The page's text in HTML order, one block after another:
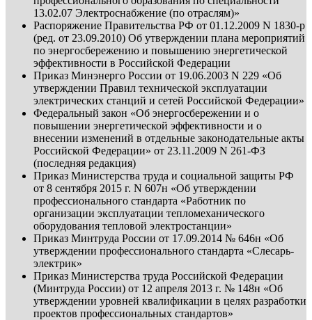
13.02.07 Электроснабжение (по отраслям)»
Распоряжение Правительства РФ от 01.12.2009 N 1830-р
(ред. от 23.09.2010) Об утверждении плана мероприятий
по энергосбережению и повышению энергетической
эффективности в Российской Федерации
Приказ Минэнерго России от 19.06.2003 N 229 «Об
утверждении Правил технической эксплуатации
электрических станций и сетей Российской Федерации»
Федеральный закон «Об энергосбережении и о
повышении энергетической эффективности и о
внесении изменений в отдельные законодательные акты
Российской Федерации» от 23.11.2009 N 261-ФЗ
(последняя редакция)
Приказ Министерства труда и социальной защиты РФ
от 8 сентября 2015 г. N 607н «Об утверждении
профессионального стандарта «Работник по
организации эксплуатации тепломеханического
оборудования тепловой электростанции»
Приказ Минтруда России от 17.09.2014 № 646н «Об
утверждении профессионального стандарта «Слесарь-
электрик»
Приказ Министерства труда Российской Федерации
(Минтруда России) от 12 апреля 2013 г. № 148н «Об
утверждении уровней квалификации в целях разработки
проектов профессиональных стандартов»